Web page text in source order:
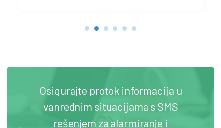
Osigurajte protok informacija u
vanrednim situacijama s SMS
rešenjem za alarmiranje i